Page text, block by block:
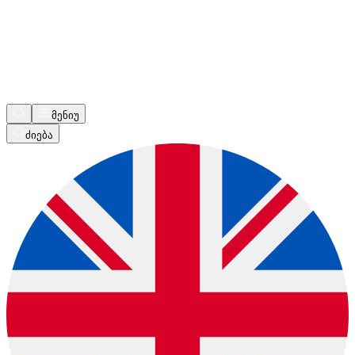
მენიუ
ძიება